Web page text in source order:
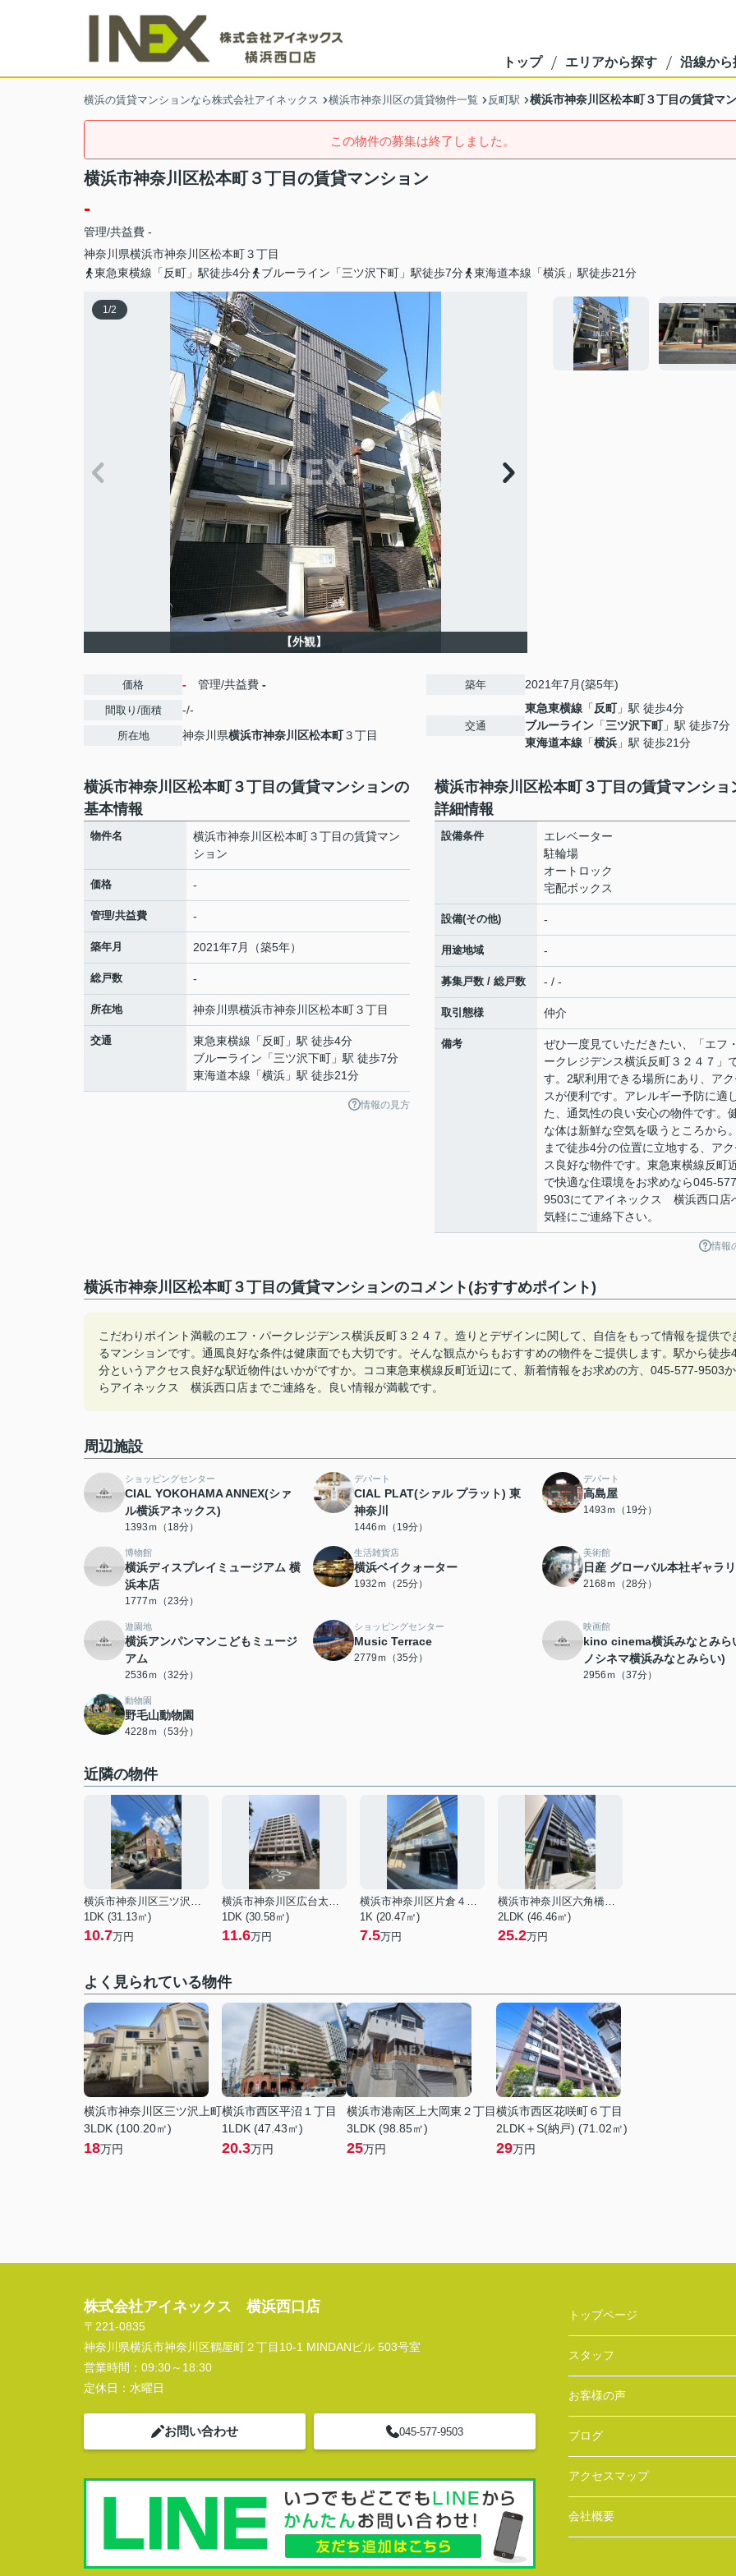
トップ エリアから探す 沿線から
横浜の賃貸マンションなら株式会社アイネックス 横浜市神奈川区の賃貸物件一覧 反町駅 横浜市神奈川区松本町３丁目の賃貸マ
この物件の募集は終了しました。
横浜市神奈川区松本町３丁目の賃貸マンション
-
管理/共益費 -
神奈川県横浜市神奈川区松本町３丁目
東急東横線「反町」駅徒歩4分
ブルーライン「三ツ沢下町」駅徒歩7分 東海道本線「横浜」駅徒歩21分
1/2
【外観】
価格 - 管理/共益費 -
間取り/面積 -/-
所在地 神奈川県横浜市神奈川区松本町３丁目
築年 2021年7月(築5年)
交通
東急東横線 「 反町」駅 徒歩4分
ブルーライン 「三ツ沢下町」駅 徒歩7分
東海道本線 「横浜 」駅 徒歩21分
横浜市神奈川区松本町３丁目の賃貸マンションの
基本情報
物件名
横浜市神奈川区松本町３丁目の賃貸マン
ション
価格 -
管理/共益費 -
築年月 2021年7月（築5年）
総戸数 -
所在地 神奈川県横浜市神奈川区松本町３丁目
交通 東急東横線 「 反町 」駅 徒歩4分
ブルーライン 「三ツ沢下町 」駅 徒歩7分
東海道本線 「横浜 」駅 徒歩21分
情報の見方
横浜市神奈川区松本町３丁目の賃貸マンショ
詳細情報
設備条件
エレベーター
駐輪場
オートロック
宅配ボックス
設備(その他) -
用途地域 -
募集戸数 / 総戸数 - / -
取引態様 仲介
備考
ぜひ一度見ていただきたい、「エフ
ークレジデンス横浜反町３２４７」
す。2駅利用できる場所にあり、アク
スが便利です。アレルギー予防に適
た、通気性の良い安心の物件です。
な体は新鮮な空気を吸うところから
まで徒歩4分の位置に立地する、アク
ス良好な物件です。東急東横線反町
で快適な住環境をお求めなら045-
9503にてアイネックス 横浜西口店
気軽にご連絡下さい。
情報
横浜市神奈川区松本町３丁目の賃貸マンションのコメント(おすすめポイント)
こだわりポイント満載のエフ・パークレジデンス横浜反町３２４７。造りとデザインに関して、自信をもって情報を提供で
るマンションです。通風良好な条件は健康面でも大切です。そんな観点からもおすすめの物件をご提供します。駅から徒歩
分というアクセス良好な駅近物件はいかがですか。ココ東急東横線反町近辺にて、新着情報をお求めの方、045-577-9503か
らアイネックス 横浜西口店までご連絡を。良い情報が満載です。
周辺施設
ショッピングセンター
CIAL YOKOHAMA ANNEX(シァ
ル横浜アネックス)
1393ｍ（18分）
デパート
CIAL PLAT(シァル プラット) 東
神奈川
1446ｍ（19分）
デパート
高島屋
1493ｍ（19分）
博物館
横浜ディスプレイミュージアム 横
浜本店
1777ｍ（23分）
生活雑貨店
横浜ベイクォーター
1932ｍ（25分）
美術館
日産 グローバル本社ギャラ
2168ｍ（28分）
遊園地
横浜アンパンマンこどもミュージ
アム
2536ｍ（32分）
ショッピングセンター
Music Terrace
2779ｍ（35分）
映画館
kino cinema横浜みなとみら
ノシネマ横浜みなとみらい)
2956ｍ（37分）
動物園
野毛山動物園
4228ｍ（53分）
近隣の物件
横浜市神奈川区三ツ沢上町
1DK (31.13㎡)
10.7万円
横浜市神奈川区広台太田町
1DK (30.58㎡)
11.6万円
横浜市神奈川区片倉４丁目
1K (20.47㎡)
7.5万円
横浜市神奈川区六角橋１丁目
2LDK (46.46㎡)
25.2万円
よく見られている物件
横浜市神奈川区三ツ沢上町
3LDK (100.20㎡)
18万円
横浜市西区平沼１丁目
1LDK (47.43㎡)
20.3万円
横浜市港南区上大岡東２丁目
3LDK (98.85㎡)
25万円
横浜市西区花咲町６丁目
2LDK＋S(納戸) (71.02㎡)
29万円
株式会社アイネックス 横浜西口店
〒221-0835
神奈川県横浜市神奈川区鶴屋町２丁目10-1 MINDANビル 503号室
営業時間： 09:30～18:30
定休日： 水曜日
お問い合わせ 045-577-9503
トップページ
スタッフ
お客様の声
ブログ
アクセスマップ
会社概要